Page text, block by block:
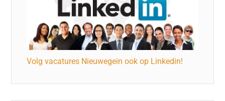
Volg vacatures Nieuwegein ook op Linkedin!